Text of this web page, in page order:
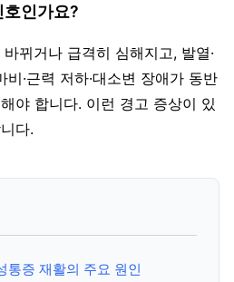
호인가요?
뀌거나 급격히 심해지고, 발열·
비·근력 저하·대소변 장애가 동반
야 합니다. 이런 경고 증상이 있
다.
통증 재활의 주요 원인